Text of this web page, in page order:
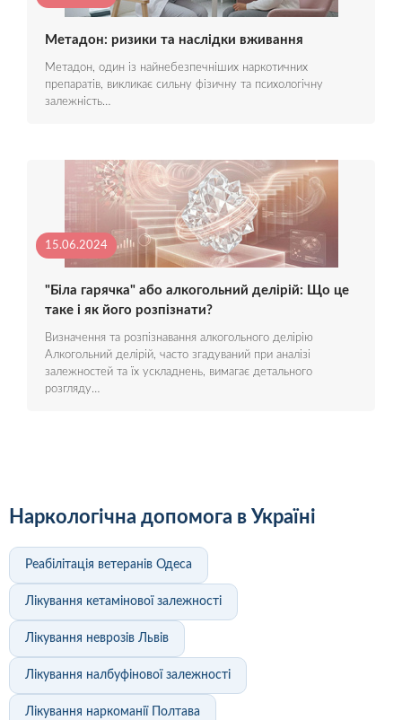
Метадон: ризики та наслідки вживання
Метадон, один із найнебезпечніших наркотичних
препаратів, викликає сильну фізичну та психологічну
залежність…
15.06.2024
"Біла гарячка" або алкогольний делірій: Що це
таке і як його розпізнати?
Визначення та розпізнавання алкогольного делірію
Алкогольний делірій, часто згадуваний при аналізі
залежностей та їх ускладнень, вимагає детального
розгляду…
Наркологічна допомога в Україні
Реабілітація ветеранів Одеса
Лікування кетамінової залежності
Лікування неврозів Львів
Лікування налбуфінової залежності
Лікування наркоманії Полтава